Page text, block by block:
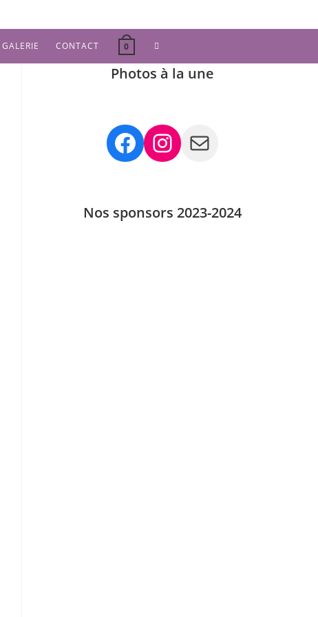
GALERIE CONTACT 0 TOGGLE
WEBSITE
Photos à la une
FacebookInstagramMail
Nos sponsors 2023-2024